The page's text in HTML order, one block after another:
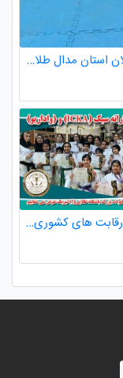
فینال مسابقات قهرمانی تکواندو لیگ خردسالان استان مدال طلا صدرا ظفری از باشگاه طلایی به مربیگری استاد عسکری مربی ارزنده باشگاه
کسب مقام قهرمانی بانوان باشگاه طلایی در رقابت های کشوری کاراته